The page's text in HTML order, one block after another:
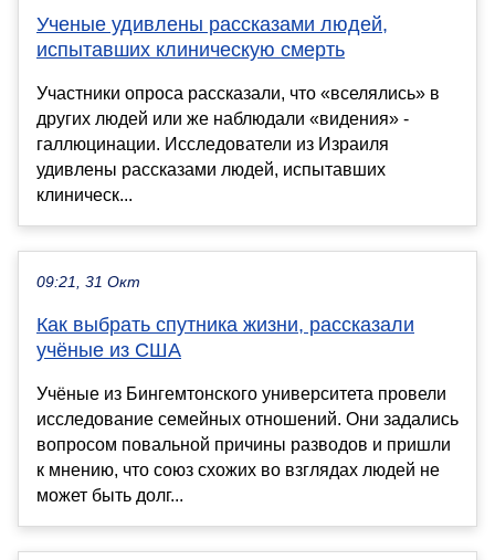
Ученые удивлены рассказами людей,
испытавших клиническую смерть
Участники опроса рассказали, что «вселялись» в
других людей или же наблюдали «видения» -
галлюцинации. Исследователи из Израиля
удивлены рассказами людей, испытавших
клиническ...
09:21, 31 Окт
Как выбрать спутника жизни, рассказали
учёные из США
Учёные из Бингемтонского университета провели
исследование семейных отношений. Они задались
вопросом повальной причины разводов и пришли
к мнению, что союз схожих во взглядах людей не
может быть долг...